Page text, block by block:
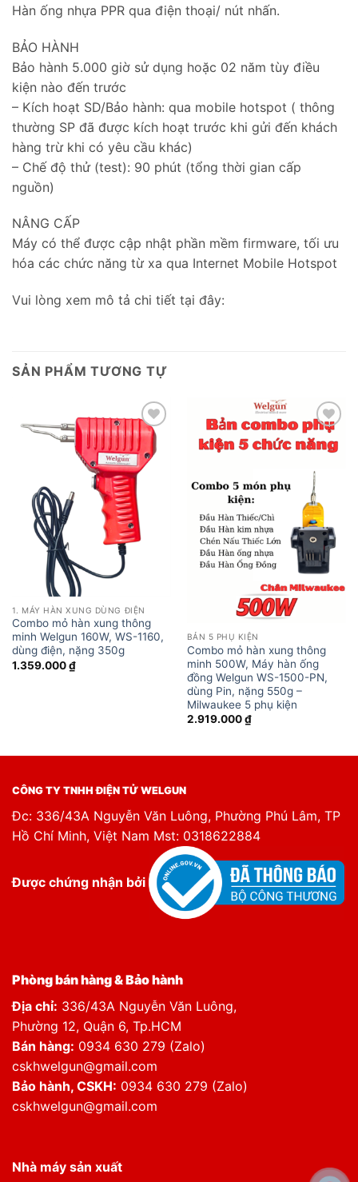
Hàn ống nhựa PPR qua điện thoại/ nút nhấn.
BẢO HÀNH
Bảo hành 5.000 giờ sử dụng hoặc 02 năm tùy điều
kiện nào đến trước
– Kích hoạt SD/Bảo hành: qua mobile hotspot ( thông
thường SP đã được kích hoạt trước khi gửi đến khách
hàng trừ khi có yêu cầu khác)
– Chế độ thử (test): 90 phút (tổng thời gian cấp
nguồn)
NÂNG CẤP
Máy có thể được cập nhật phần mềm firmware, tối ưu
hóa các chức năng từ xa qua Internet Mobile Hotspot
Vui lòng xem mô tả chi tiết tại đây:
SẢN PHẨM TƯƠNG TỰ
Add to
wishlist
1. MÁY HÀN XUNG DÙNG ĐIỆN
Combo mỏ hàn xung thông
minh Welgun 160W, WS-1160,
dùng điện, nặng 350g
1.359.000₫
Add to
wishlist
BẢN 5 PHỤ KIỆN
Combo mỏ hàn xung thông
minh 500W, Máy hàn ống
đồng Welgun WS-1500-PN,
dùng Pin, nặng 550g –
Milwaukee 5 phụ kiện
2.919.000₫
CÔNG TY TNHH ĐIỆN TỬ WELGUN
Đc: 336/43A Nguyễn Văn Luông, Phường Phú Lâm, TP
Hồ Chí Minh, Việt Nam Mst: 0318622884
Được chứng nhận bởi
Phòng bán hàng & Bảo hành
Địa chỉ: 336/43A Nguyễn Văn Luông,
Phường 12, Quận 6, Tp.HCM
Bán hàng: 0934 630 279 (Zalo)
cskhwelgun@gmail.com
Bảo hành, CSKH: 0934 630 279 (Zalo)
cskhwelgun@gmail.com
Nhà máy sản xuất